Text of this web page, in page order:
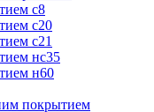
с8
с20
с21
нс35
н60